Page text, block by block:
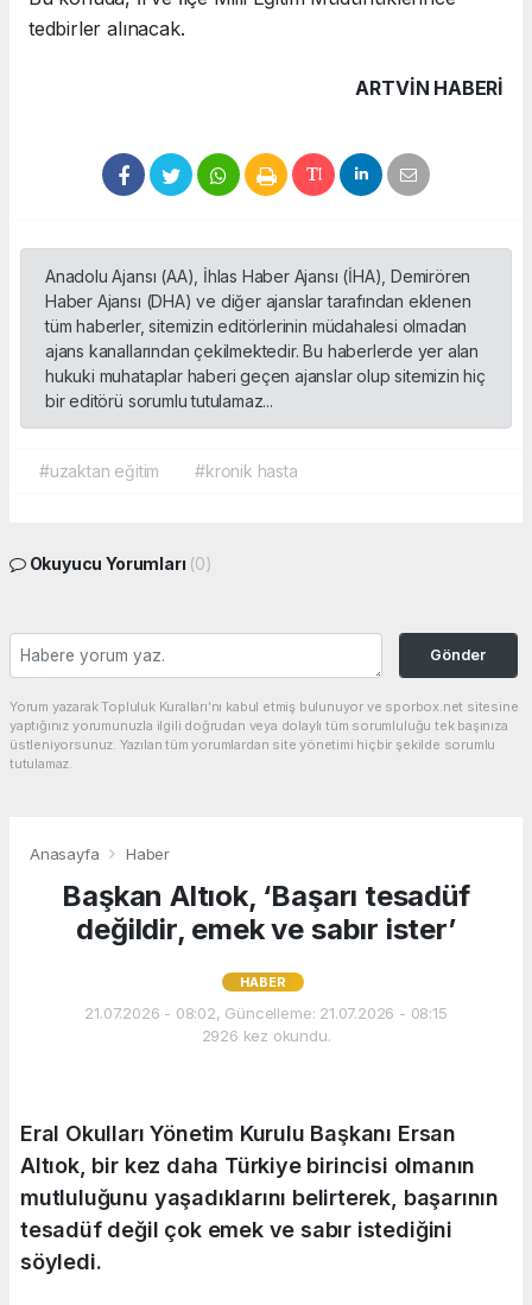
tedbirler alınacak.
ARTVIN HABERİ
Anadolu Ajansı (AA), İhlas Haber Ajansı (İHA), Demirören
Haber Ajansı (DHA) ve diğer ajanslar tarafından eklenen
tüm haberler, sitemizin editörlerinin müdahalesi olmadan
ajans kanallarından çekilmektedir. Bu haberlerde yer alan
hukuki muhataplar haberi geçen ajanslar olup sitemizin hiç
bir editörü sorumlu tutulamaz...
#uzaktan eğitim #kronik hasta
Okuyucu Yorumları (0)
Gönder
Yorum yazarak Topluluk Kuralları’nı kabul etmiş bulunuyor ve sporbox.net sitesine
yaptığınız yorumunuzla ilgili doğrudan veya dolaylı tüm sorumluluğu tek başınıza
üstleniyorsunuz. Yazılan tüm yorumlardan site yönetimi hiçbir şekilde sorumlu
tutulamaz.
Anasayfa Haber
Başkan Altıok, ‘Başarı tesadüf
değildir, emek ve sabır ister’
HABER
21.07.2026 - 08:02, Güncelleme: 21.07.2026 - 08:15
2926 kez okundu.
Eral Okulları Yönetim Kurulu Başkanı Ersan
Altıok, bir kez daha Türkiye birincisi olmanın
mutluluğunu yaşadıklarını belirterek, başarının
tesadüf değil çok emek ve sabır istediğini
söyledi.